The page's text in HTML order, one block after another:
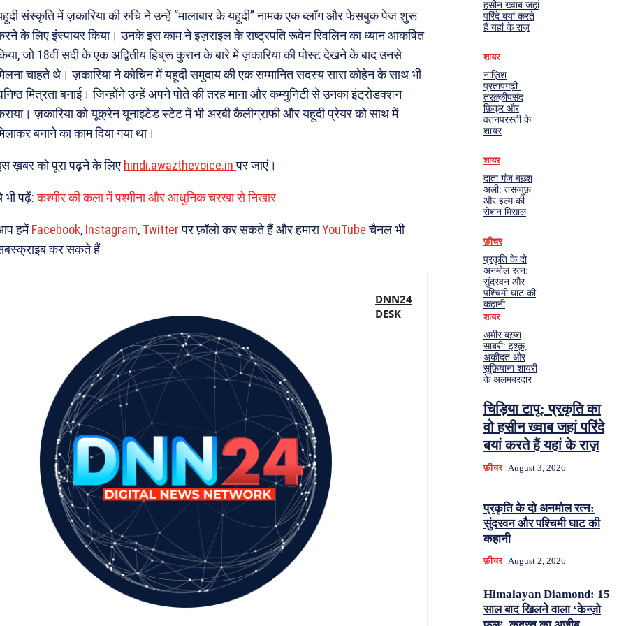
संस्कृति में ज़कारिया की रुचि ने उन्हें “मालाबार के यहूदी” नामक एक ब्लॉग और फेसबुक पेज शुरू
के लिए इंस्पायर किया। उनके इस काम ने इज़राइल के राष्ट्रपति रूवेन रिवलिन का ध्यान आकर्षित
जो 18वीं सदी के एक अद्वितीय हिब्रू कुरान के बारे में ज़कारिया की पोस्ट देखने के बाद उनसे
चाहते थे। ज़कारिया ने कोचिन में यहूदी समुदाय की एक सम्मानित सदस्य सारा कोहेन के साथ भी
मित्रता बनाई। जिन्होंने उन्हें अपने पोते की तरह माना और कम्युनिटी से उनका इंट्रोडक्शन
ज़कारिया को यूक्रेन यूनाइटेड स्टेट में भी अरबी कैलीग्राफी और यहूदी प्रेयर को साथ में
बनाने का काम दिया गया था।
ख़बर को पूरा पढ़ने के लिए hindi.awazthevoice.inपर जाएं।
भी पढ़ें:कश्मीर की कला में पश्मीना और आधुनिक चरखा से निखार
हमेंFacebook, Instagram, Twitterपर फ़ॉलो कर सकते हैं और हमाराYouTubeचैनल भी
कर सकते हैं
DNN24
DESK
हसीन ख्वाब जहां
परिंदे बयां करते
हैं यहां के राज़
शायर
नाज़िश
प्रतापगढ़ी:
तरक़्क़ीपसंद
फ़िक्र और
वतनपरस्ती के
शायर
शायर
दाता गंज बख़्श
अली: तसव्वुफ़
और इल्म की
रोशन मिसाल
फ़ीचर
प्रकृति के दो
अनमोल रत्न:
सुंदरवन और
पश्चिमी घाट की
कहानी
शायर
अमीर बख़्श
साबरी: इश्क़,
अकीदत और
सूफ़ियाना शायरी
के अलमबरदार
चिड़िया टापू: प्रकृति का
वो हसीन ख्वाब जहां परिंदे
बयां करते हैं यहां के राज़
फ़ीचर August 3, 2026
प्रकृति के दो अनमोल रत्न:
सुंदरवन और पश्चिमी घाट की
कहानी
फ़ीचर August 2, 2026
Himalayan Diamond: 15
साल बाद खिलने वाला ‘केन्ज़ो